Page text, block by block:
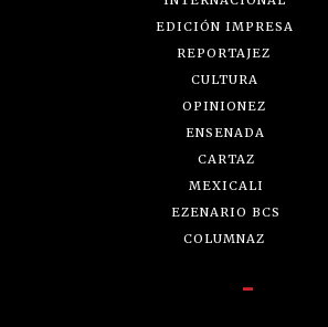
EDICIÓN IMPRESA
REPORTAJEZ
CULTURA
OPINIONEZ
ENSENADA
CARTAZ
MEXICALI
EZENARIO BCS
COLUMNAZ
-